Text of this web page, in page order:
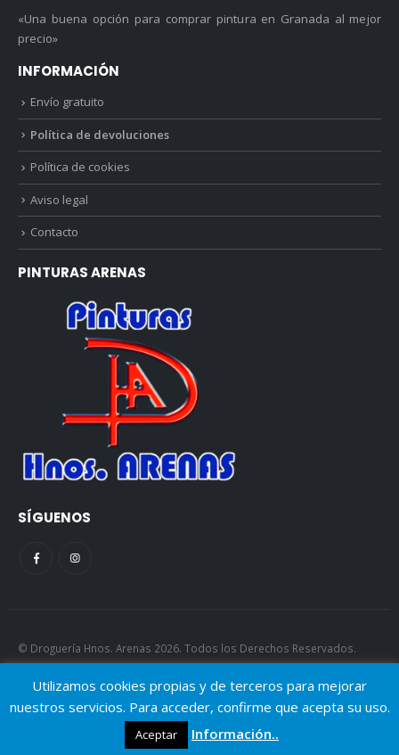
«Una buena opción para comprar pintura en Granada al mejor
precio»
INFORMACIÓN
Envío gratuito
Política de devoluciones
Política de cookies
Aviso legal
Contacto
PINTURAS ARENAS
SÍGUENOS
© Droguería Hnos. Arenas 2026. Todos los Derechos Reservados.
AJGP.
Utilizamos cookies propias y de terceros para mejorar
nuestros servicios. Para acceder, confirme que acepta su uso.
Aceptar Información..